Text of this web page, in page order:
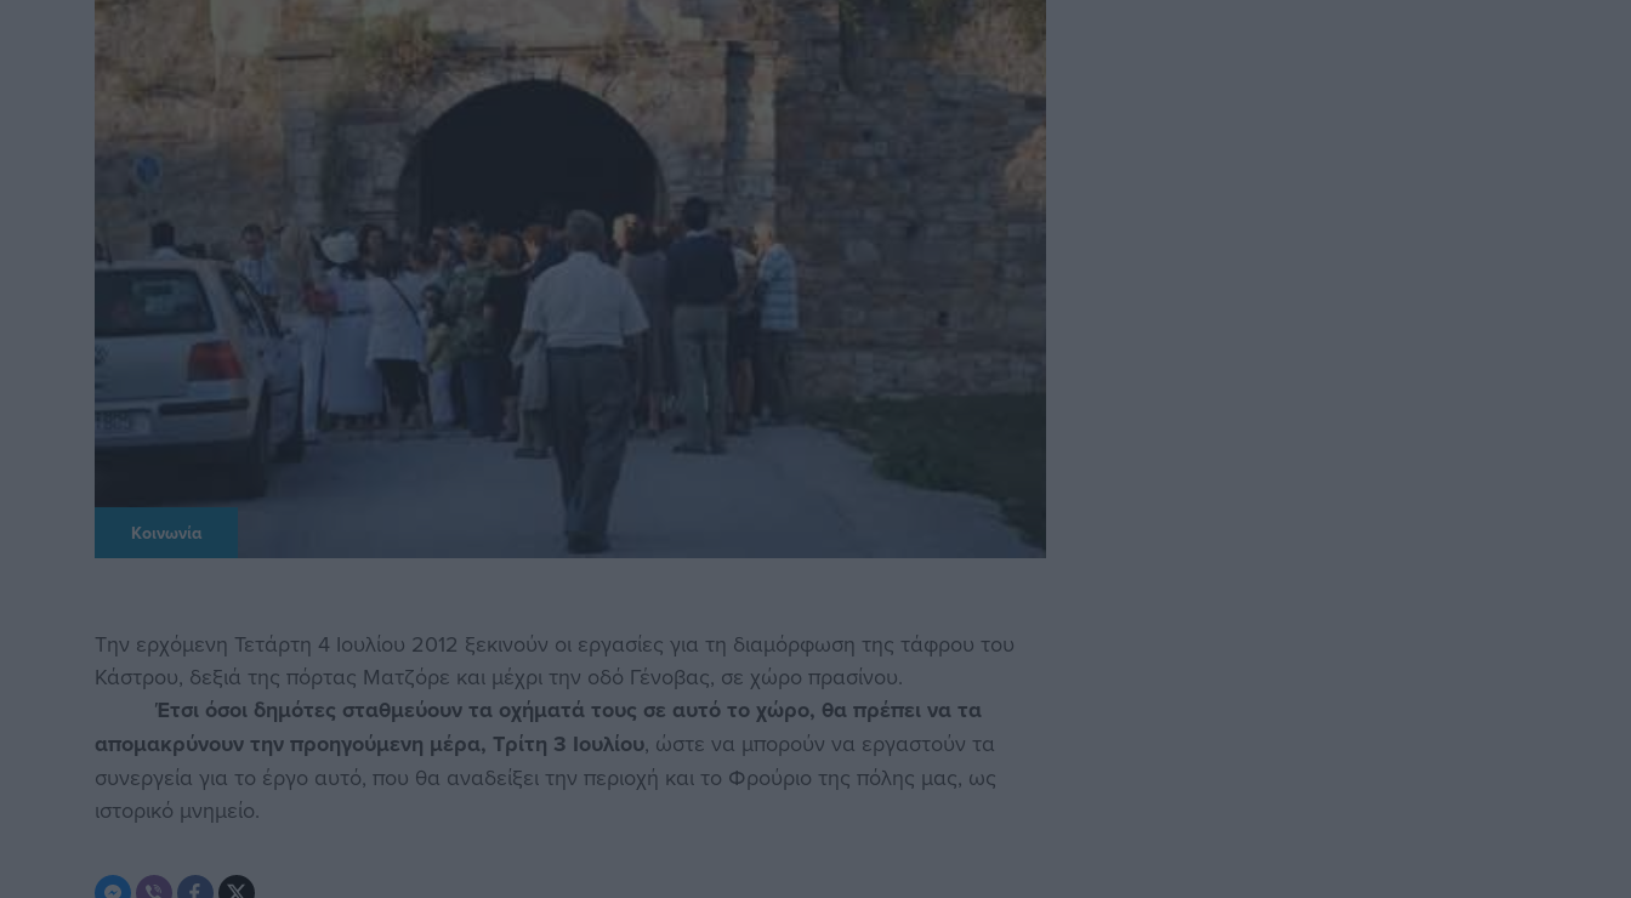
Κοινωνία
Την ερχόμενη Τετάρτη 4 Ιουλίου 2012 ξεκινούν οι εργασίες για τη διαμόρφωση της τάφρου του
Κάστρου, δεξιά της πόρτας Ματζόρε και μέχρι την οδό Γένοβας, σε χώρο πρασίνου.
Έτσι όσοι δημότες σταθμεύουν τα οχήματά τους σε αυτό το χώρο, θα πρέπει να τα
απομακρύνουν την προηγούμενη μέρα, Τρίτη 3 Ιουλίου, ώστε να μπορούν να εργαστούν τα
συνεργεία για το έργο αυτό, που θα αναδείξει την περιοχή και το Φρούριο της πόλης μας, ως
ιστορικό μνημείο.